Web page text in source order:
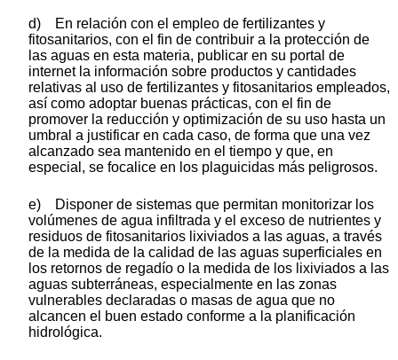
d) En relación con el empleo de fertilizantes y
fitosanitarios, con el fin de contribuir a la protección de
las aguas en esta materia, publicar en su portal de
internet la información sobre productos y cantidades
relativas al uso de fertilizantes y fitosanitarios empleados,
así como adoptar buenas prácticas, con el fin de
promover la reducción y optimización de su uso hasta un
umbral a justificar en cada caso, de forma que una vez
alcanzado sea mantenido en el tiempo y que, en
especial, se focalice en los plaguicidas más peligrosos.
e) Disponer de sistemas que permitan monitorizar los
volúmenes de agua infiltrada y el exceso de nutrientes y
residuos de fitosanitarios lixiviados a las aguas, a través
de la medida de la calidad de las aguas superficiales en
los retornos de regadío o la medida de los lixiviados a las
aguas subterráneas, especialmente en las zonas
vulnerables declaradas o masas de agua que no
alcancen el buen estado conforme a la planificación
hidrológica.